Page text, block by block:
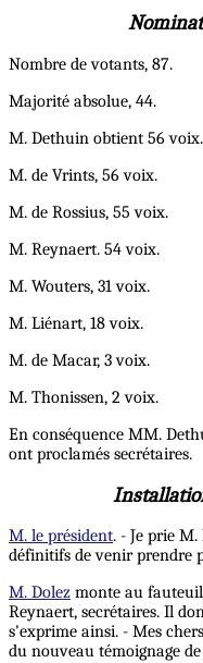
Nombre de votants, 87.
Majorité absolue, 44.
M. Dethuin obtient 56 voix.
M. de Vrints, 56 voix.
M. de Rossius, 55 voix.
M. Reynaert. 54 voix.
M. Wouters, 31 voix.
M. Liénart, 18 voix.
M. de Macar, 3 voix.
M. Thonissen, 2 voix.
En conséquence MM.
ont proclamés secrétaires.
M. le président. - Je prie
définitifs de venir prendre
M. Dolez monte au
Reynaert, secrétaires. Il
s'exprime ainsi. - Mes
du nouveau témoignage